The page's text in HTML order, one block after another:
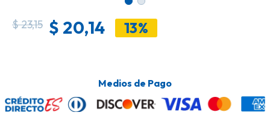
$23,15 $ 20,14 13%
Medios de Pago